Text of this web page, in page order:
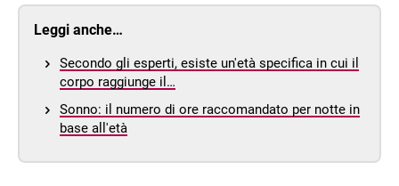
Leggi anche…
Secondo gli esperti, esiste un'età specifica in cui il
corpo raggiunge il…
Sonno: il numero di ore raccomandato per notte in
base all'età